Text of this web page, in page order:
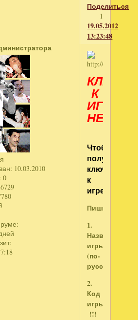
Поделиться
1
19.05.2012
13:23:48
: 10.03.2010
0
КЛЮЧИ
К
ИГРАМ
Чтобы
получить
ключ
к
игре:
Пишите:
1.
Название
игры
(по-
русски).
2.
Код
игры
!!!